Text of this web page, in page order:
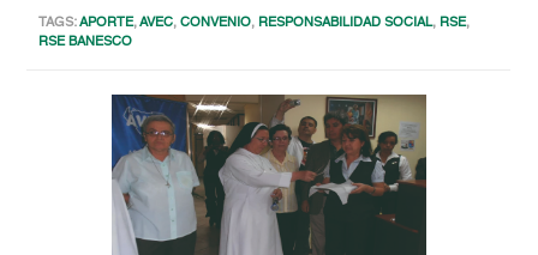
TAGS:APORTE,AVEC,CONVENIO, RESPONSABILIDAD SOCIAL, RSE,
RSE BANESCO